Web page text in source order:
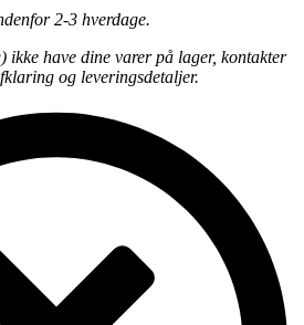
2-3 hverdage.
ikke have dine varer på lager, kontakter
og leveringsdetaljer.